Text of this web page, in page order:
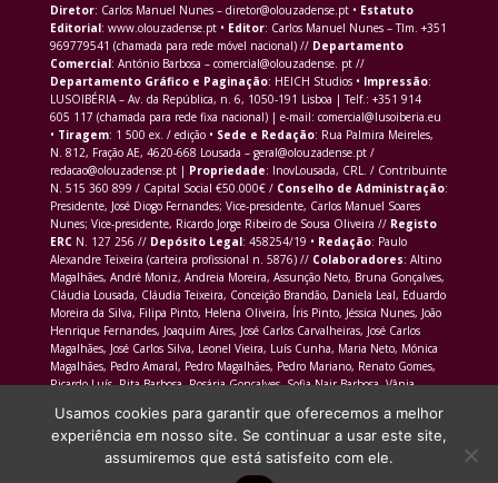
Diretor: Carlos Manuel Nunes – diretor@olouzadense.pt • Estatuto
Editorial: www.olouzadense.pt • Editor: Carlos Manuel Nunes – Tlm. +351
969779541 (chamada para rede móvel nacional) // Departamento
Comercial: António Barbosa – comercial@olouzadense. pt //
Departamento Gráfico e Paginação: HEICH Studios • Impressão:
LUSOIBÉRIA – Av. da República, n. 6, 1050-191 Lisboa | Telf.: +351 914
605 117 (chamada para rede fixa nacional) | e-mail: comercial@lusoiberia.eu
• Tiragem: 1 500 ex. / edição • Sede e Redação: Rua Palmira Meireles,
N. 812, Fração AE, 4620-668 Lousada – geral@olouzadense.pt /
redacao@olouzadense.pt | Propriedade: InovLousada, CRL. / Contribuinte
N. 515 360 899 / Capital Social €50.000€ / Conselho de Administração:
Presidente, José Diogo Fernandes; Vice-presidente, Carlos Manuel Soares
Nunes; Vice-presidente, Ricardo Jorge Ribeiro de Sousa Oliveira // Registo
ERCN. 127 256 // Depósito Legal: 458254/19 • Redação: Paulo
Alexandre Teixeira (carteira profissional n. 5876) // Colaboradores: Altino
Magalhães, André Moniz, Andreia Moreira, Assunção Neto, Bruna Gonçalves,
Cláudia Lousada, Cláudia Teixeira, Conceição Brandão, Daniela Leal, Eduardo
Moreira da Silva, Filipa Pinto, Helena Oliveira, Íris Pinto, Jéssica Nunes, João
Henrique Fernandes, Joaquim Aires, José Carlos Carvalheiras, José Carlos
Magalhães, José Carlos Silva, Leonel Vieira, Luís Cunha, Maria Neto, Mónica
Magalhães, Pedro Amaral, Pedro Magalhães, Pedro Mariano, Renato Gomes,
Ricardo Luís, Rita Barbosa, Rosária Gonçalves, Sofia Nair Barbosa, Vânia
Usamos cookies para garantir que oferecemos a melhor
experiência em nosso site. Se continuar a usar este site,
assumiremos que está satisfeito com ele.